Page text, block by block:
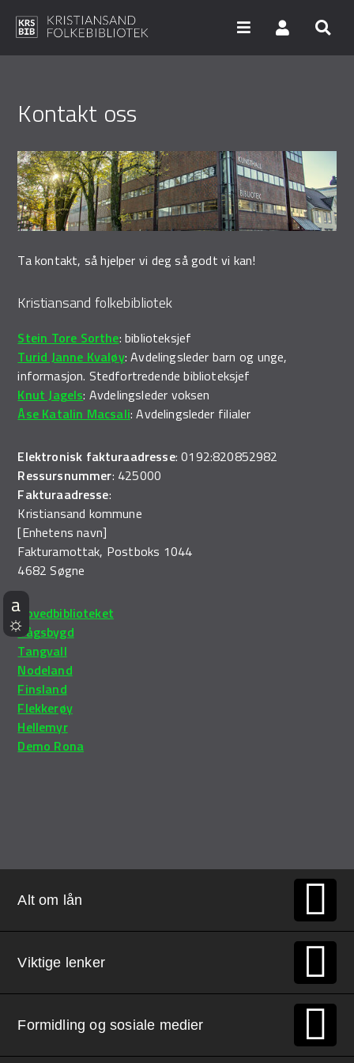
Arrangementer
Bibliotekene
Nyheter
Digitale tjenester
Vi tilbyr
UNG
Demo Rona
Søk i våre databaser
hovedinnhold
Kontakt oss
Ta kontakt, så hjelper vi deg så godt vi kan!
Kristiansand folkebibliotek
Stein Tore Sorthe: biblioteksjef
Turid Janne Kvaløy: Avdelingsleder barn og unge,
informasjon. Stedfortredende biblioteksjef
Knut Jagels: Avdelingsleder voksen
Åse Katalin Macsali: Avdelingsleder filialer
Elektronisk fakturaadresse: 0192:820852982
Ressursnummer: 425000
Fakturaadresse:
Kristiansand kommune
[Enhetens navn]
Fakturamottak, Postboks 1044
4682 Søgne
Hovedbiblioteket
Vågsbygd
Tangvall
Nodeland
Finsland
Flekkerøy
Hellemyr
Demo Rona
Alt om lån
Viktige lenker
Formidling og sosiale medier